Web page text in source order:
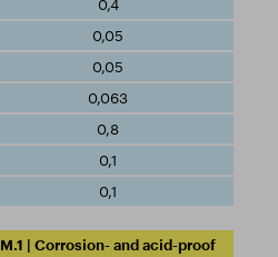
0,4
0,05
0,05
0,063
0,8
0,1
0,1
M.1 | Corrosion- and acid-proof